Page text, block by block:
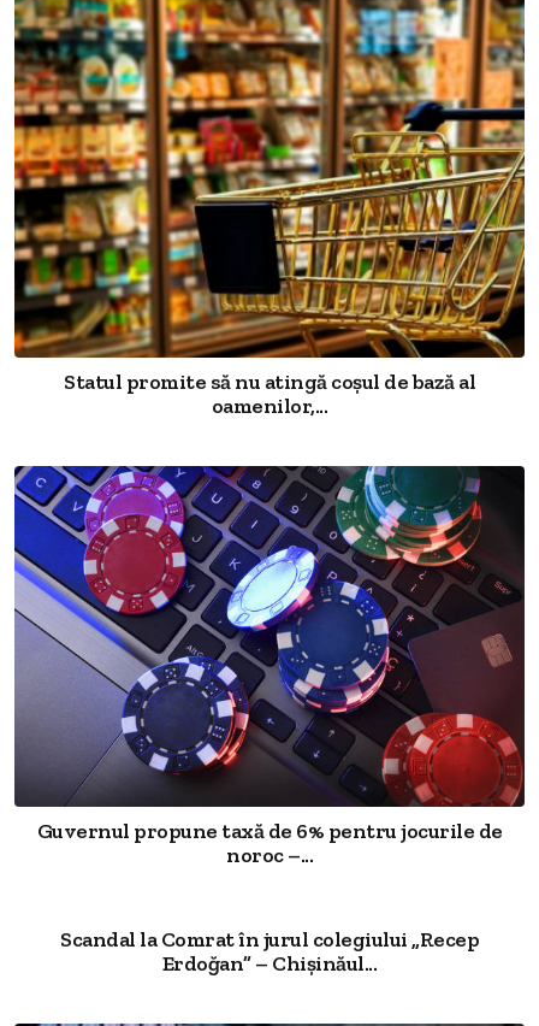
Statul promite să nu atingă coșul de bază al
oamenilor,...
Guvernul propune taxă de 6% pentru jocurile de
noroc –...
Scandal la Comrat în jurul colegiului „Recep
Erdoğan” – Chișinăul...